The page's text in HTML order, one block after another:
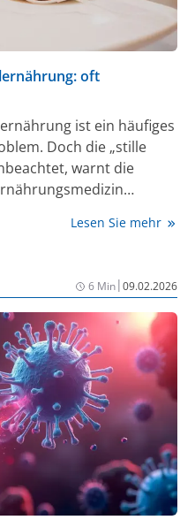
oft
ist ein häufiges
Doch die „stille
warnt die
50.000 Todesfälle
Lesen Sie mehr
6 Min|09.02.2026